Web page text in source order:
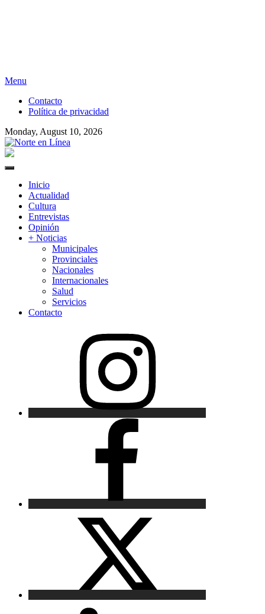
Skip
content
Menu
Contacto
Política de privacidad
Monday, August 10, 2026
Primary
Inicio
Actualidad
Cultura
Entrevistas
Opinión
+ Noticias
Municipales
Provinciales
Nacionales
Internacionales
Salud
Servicios
Contacto